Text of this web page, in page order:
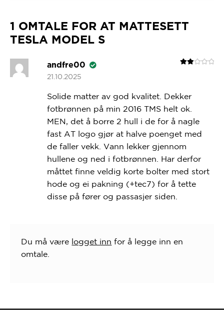
1 OMTALE FOR AT MATTESETT
TESLA MODEL S
andfre00
21.10.2025
Solide matter av god kvalitet. Dekker
fotbrønnen på min 2016 TMS helt ok.
MEN, det å borre 2 hull i de for å nagle
fast AT logo gjør at halve poenget med
de faller vekk. Vann lekker gjennom
hullene og ned i fotbrønnen. Har derfor
måttet finne veldig korte bolter med stort
hode og ei pakning (+tec7) for å tette
disse på fører og passasjer siden.
Du må være logget inn for å legge inn en
omtale.